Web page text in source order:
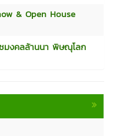
& Open House
ชมงคลล้านนา พิษณุโลก